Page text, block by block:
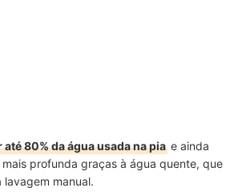
Cozinha
80% da água usada na pia e ainda
profunda graças à água quente, que
manual.